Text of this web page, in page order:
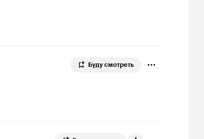
Буду смотреть